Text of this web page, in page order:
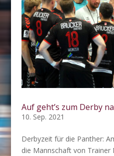
Auf geht’s zum Derby
10. Sep. 2021
Derbyzeit für die Panther:
die Mannschaft von Trainer